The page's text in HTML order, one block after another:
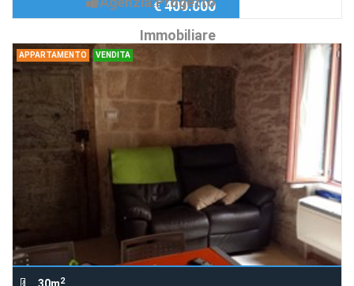
Immobiliare
€ 400.000
APPARTAMENTO VENDITA
2